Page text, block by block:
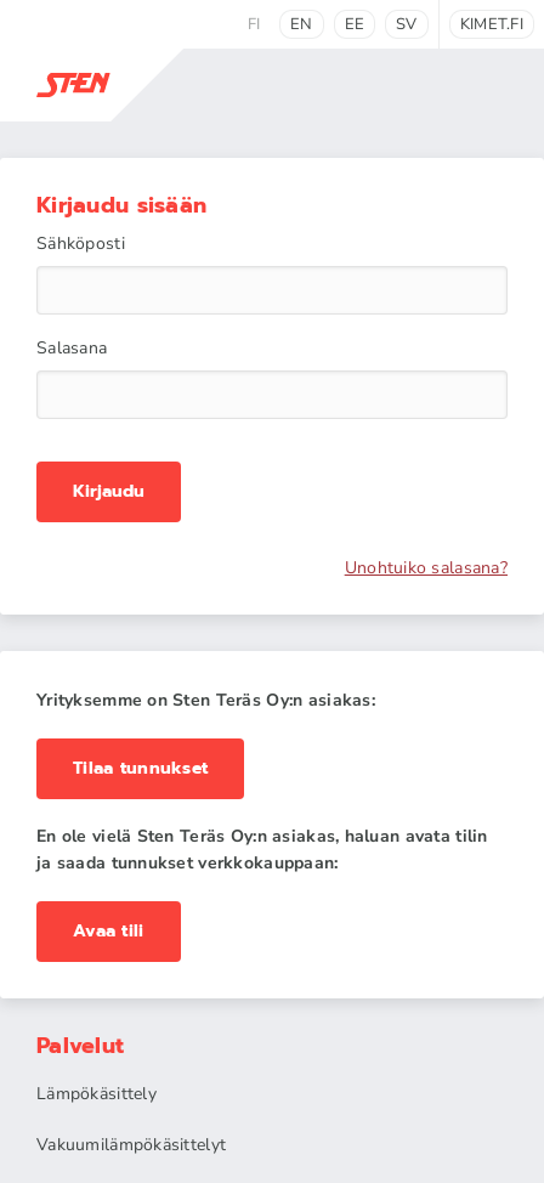
FI EN EE SV KIMET.FI
Kirjaudu sisään
Sähköposti
Salasana
Kirjaudu
Unohtuiko salasana?
Yrityksemme on Sten Teräs Oy:n asiakas:
Tilaa tunnukset
En ole vielä Sten Teräs Oy:n asiakas, haluan avata tilin
ja saada tunnukset verkkokauppaan:
Avaa tili
Palvelut
Lämpökäsittely
Vakuumilämpökäsittelyt